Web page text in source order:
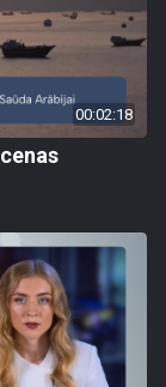
00:02:18